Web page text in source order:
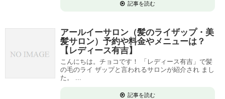
記事を読む
アールイーサロン（髪のライザップ・美
髪サロン）予約や料金やメニューは？
【レディース有吉】
こんにちは。チョコです！ 「レディース有吉」で髪
の毛のライ ザップと言われるサロンが紹介され まし
た。 ...
記事を読む